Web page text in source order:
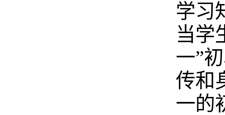
学习
当学
一”
传和
一的